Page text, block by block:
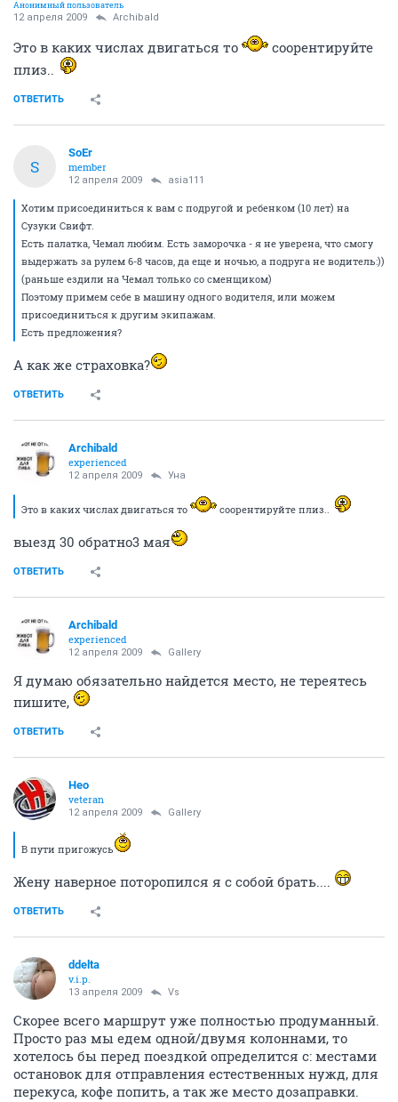
Анонимный пользователь
12 апреля 2009 Archibald
Это в каких числах двигаться то
соорентируйте
плиз..
ОТВЕТИТЬ
S
SoEr
member
12 апреля 2009 asia111
Хотим присоединиться к вам с подругой и ребенком (10 лет) на
Сузуки Свифт.
Есть палатка, Чемал любим. Есть заморочка - я не уверена, что смогу
выдержать за рулем 6-8 часов, да еще и ночью, а подруга не водитель:))
(раньше ездили на Чемал только со сменщиком)
Поэтому примем себе в машину одного водителя, или можем
присоединиться к другим экипажам.
Есть предложения?
А как же страховка?
ОТВЕТИТЬ
Archibald
experienced
12 апреля 2009 Уна
Это в каких числах двигаться то соорентируйте плиз..
выезд 30 обратно3 мая
ОТВЕТИТЬ
Archibald
experienced
12 апреля 2009 Gallery
Я думаю обязательно найдется место, не тереятесь
пишите,
ОТВЕТИТЬ
Heo
veteran
12 апреля 2009 Gallery
В пути пригожусь
Жену наверное поторопился я с собой брать....
ОТВЕТИТЬ
ddelta
v.i.p.
13 апреля 2009 Vs
Скорее всего маршрут уже полностью продуманный.
Просто раз мы едем одной/двумя колоннами, то
хотелось бы перед поездкой определится с: местами
остановок для отправления естественных нужд, для
перекуса, кофе попить, а так же место дозаправки.